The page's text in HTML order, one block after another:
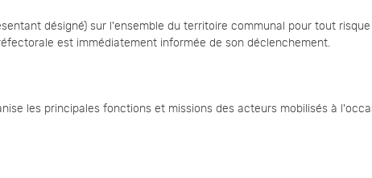
désigné) sur l'ensemble du territoire communal pour tout
est immédiatement informée de son déclenchement.
les principales fonctions et missions des acteurs mobilisés à